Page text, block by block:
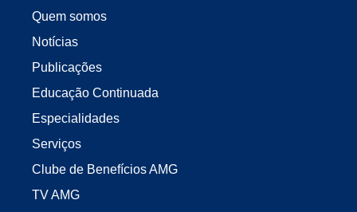
Quem somos
Notícias
Publicações
Educação Continuada
Especialidades
Serviços
Clube de Benefícios AMG
TV AMG